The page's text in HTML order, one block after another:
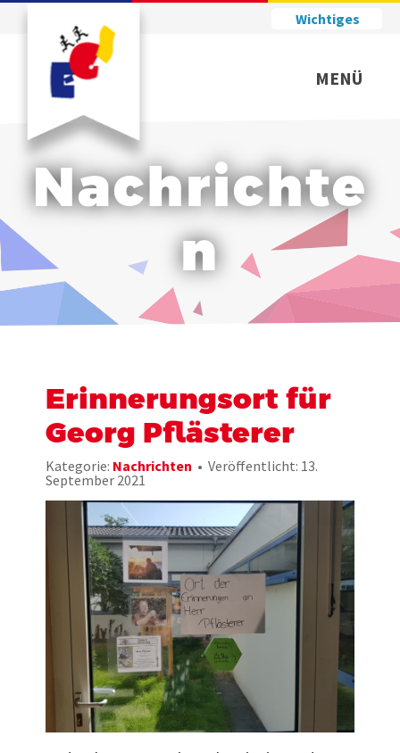
Wichtiges
MENÜ
Nachrichte
n
Erinnerungsort für
Georg Pflästerer
Kategorie: Nachrichten
Veröffentlicht: 13.
September 2021